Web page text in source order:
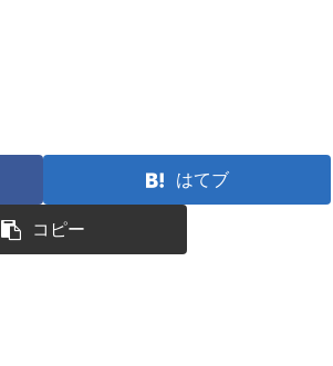
はてブ
コピー